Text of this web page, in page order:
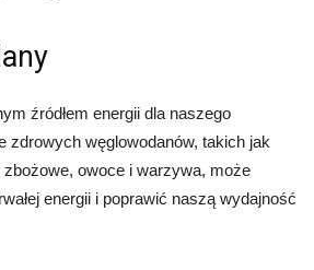
źródłem energii dla naszego
zdrowych węglowodanów, takich jak
zbożowe, owoce i warzywa, może
energii i poprawić naszą wydajność